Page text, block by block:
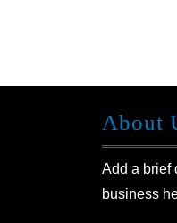
About
Add a brief
business